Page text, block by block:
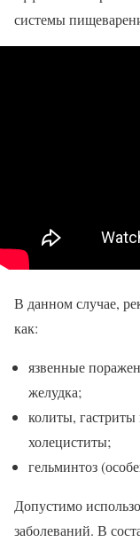
системы
В данном случае,
как:
язвенные
желудка;
колиты,
холециститы;
гельминтоз
Допустимо
заболеваний. В